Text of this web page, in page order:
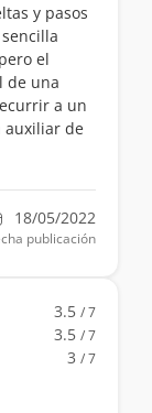
y pasos
el
de una
a un
auxiliar de
18/05/2022
publicación
3.5 / 7
3.5 / 7
3 / 7